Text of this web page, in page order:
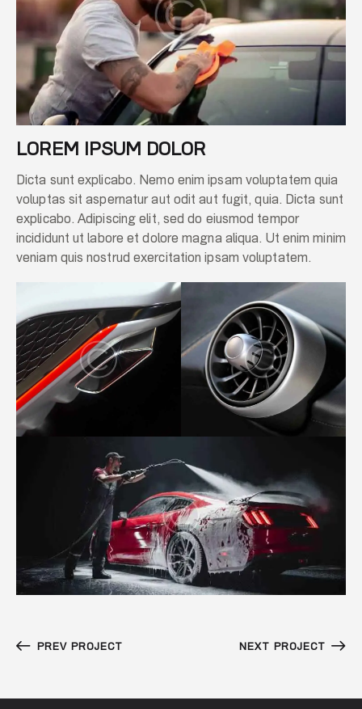
LOREM IPSUM DOLOR
Dicta sunt explicabo. Nemo enim ipsam voluptatem quia
voluptas sit aspernatur aut odit aut fugit, quia. Dicta sunt
explicabo. Adipiscing elit, sed do eiusmod tempor
incididunt ut labore et dolore magna aliqua. Ut enim minim
veniam quis nostrud exercitation ipsam voluptatem.
PREV PROJECT NEXT PROJECT